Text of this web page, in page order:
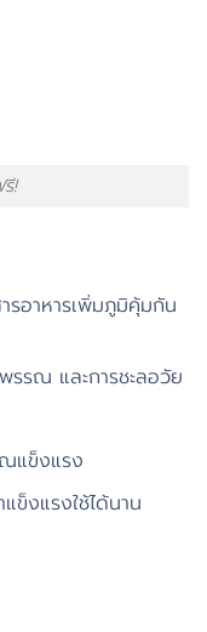
!
รอาหารเพิ่มภูมิคุ้มกัน
รรณ และการชะลอวัย
แข็งแรง
ข็งแรงใช้ได้นาน